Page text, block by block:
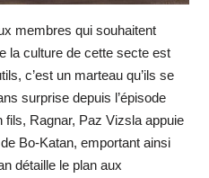
membres qui souhaitent
la culture de cette secte est
c’est un marteau qu’ils se
surprise depuis l’épisode
Ragnar, Paz Vizsla appuie
Bo-Katan, emportant ainsi
détaille le plan aux